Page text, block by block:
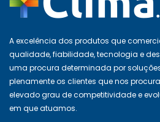
A excelência dos produtos que
qualidade, fiabilidade, tecnologia e
uma procura determinada por
plenamente os clientes que nos
elevado grau de competitividade e
em que atuamos.